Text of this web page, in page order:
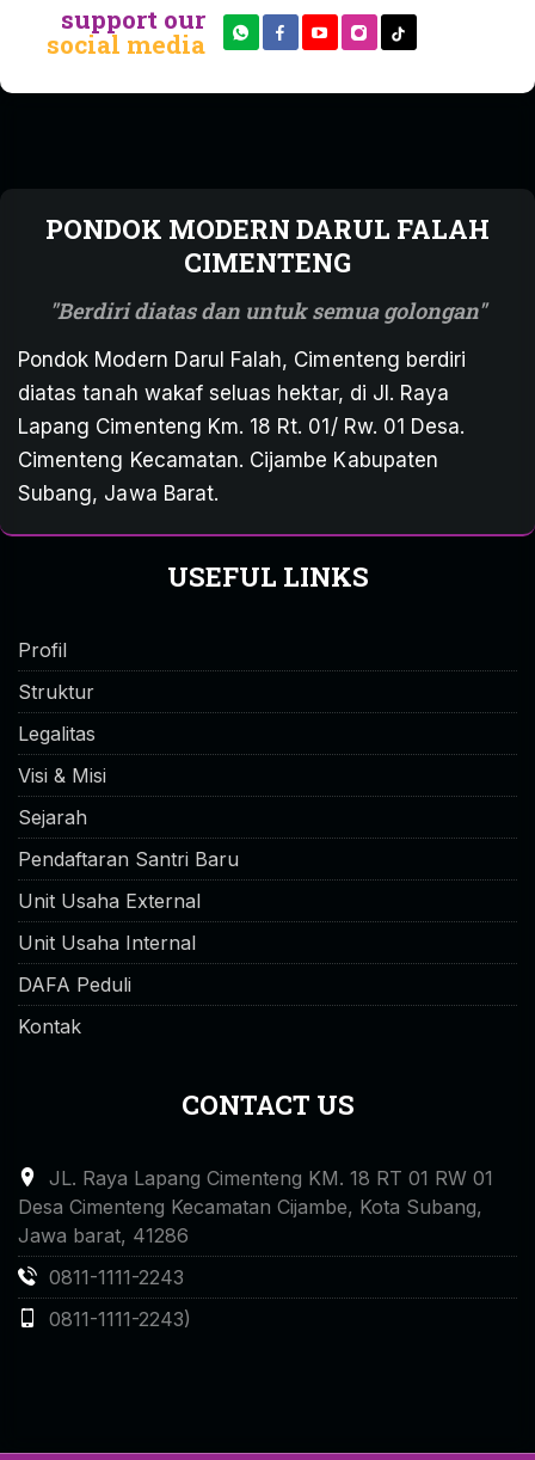
support our
social media
PONDOK MODERN DARUL FALAH
CIMENTENG
Berdiri diatas dan untuk semua golongan
Pondok Modern Darul Falah, Cimenteng berdiri
diatas tanah wakaf seluas hektar, di Jl. Raya
Lapang Cimenteng Km. 18 Rt. 01/ Rw. 01 Desa.
Cimenteng Kecamatan. Cijambe Kabupaten
Subang, Jawa Barat.
USEFUL LINKS
Profil
Struktur
Legalitas
Visi & Misi
Sejarah
Pendaftaran Santri Baru
Unit Usaha External
Unit Usaha Internal
DAFA Peduli
Kontak
CONTACT US
JL. Raya Lapang Cimenteng KM. 18 RT 01 RW 01
Desa Cimenteng Kecamatan Cijambe, Kota Subang,
Jawa barat, 41286
0811-1111-2243
0811-1111-2243)